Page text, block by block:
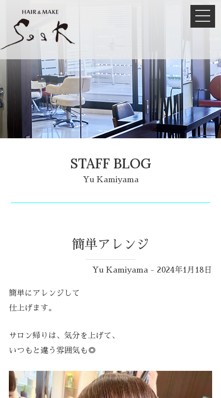
STAFF BLOG
Yu Kamiyama
簡単アレンジ
Yu Kamiyama - 2024年1月18日
簡単にアレンジして
仕上げます。
サロン帰りは、気分を上げて、
いつもと違う雰囲気も◎